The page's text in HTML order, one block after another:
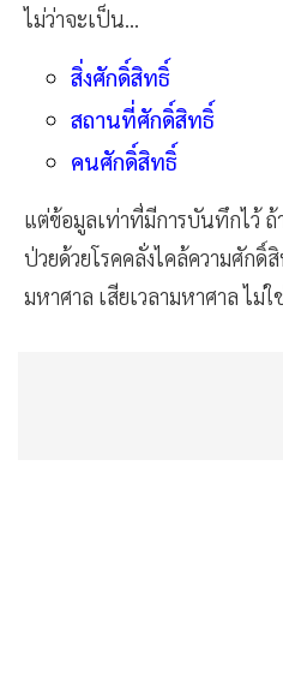
ไม่ว่าจะเป็น…
สิ่งศักดิ์สิทธิ์
สถานที่ศักดิ์สิทธิ์
คนศักดิ์สิทธิ์
แต่ข้อมูลเท่าที่มีการบันทึกไว้
ป่วยด้วยโรคคลั่งไคล้ความศักดิ์
มหาศาล เสียเวลามหาศาล ไม่